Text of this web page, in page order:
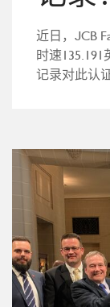
近日，JCB
时速
记录对此认